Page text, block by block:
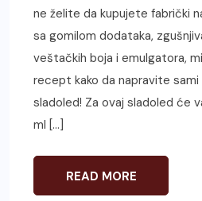
ne želite da kupujete fabrički
sa gomilom dodataka,
veštačkih boja i emulgatora,
recept kako da napravite sami
sladoled! Za ovaj sladoled će
ml […]
READ MORE